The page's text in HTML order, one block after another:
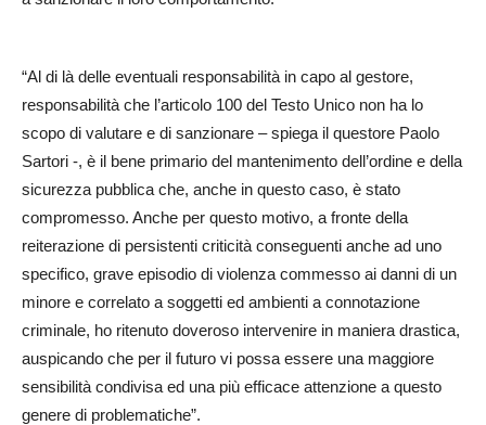
“Al di là delle eventuali responsabilità in capo al gestore,
responsabilità che l’articolo 100 del Testo Unico non ha lo
scopo di valutare e di sanzionare – spiega il questore Paolo
Sartori -, è il bene primario del mantenimento dell’ordine e della
sicurezza pubblica che, anche in questo caso, è stato
compromesso. Anche per questo motivo, a fronte della
reiterazione di persistenti criticità conseguenti anche ad uno
specifico, grave episodio di violenza commesso ai danni di un
minore e correlato a soggetti ed ambienti a connotazione
criminale, ho ritenuto doveroso intervenire in maniera drastica,
auspicando che per il futuro vi possa essere una maggiore
sensibilità condivisa ed una più efficace attenzione a questo
genere di problematiche”.